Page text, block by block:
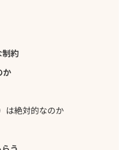
制約
か
は絶対的なのか